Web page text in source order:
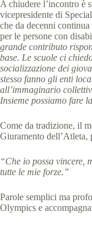
A chiudere l’incontro è
vicepresidente di
che da decenni
per le persone con
grande contributo
base. Le scuole ci
socializzazione dei
stesso fanno gli enti
all’immaginario
Insieme possiamo fare
Come da tradizione, il
Giuramento dell’Atleta,
“Che io possa vincere,
tutte le mie forze.”
Parole semplici ma
Olympics e